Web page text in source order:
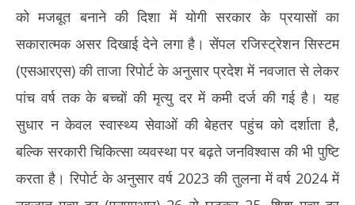
NOW VIEWING
योगी आदित्यनाथ सरकार के प्रयासों का दिखा असर : UP में सुधरी बच्चों की
सेहत, मृत्युदर में आई बड़ी कमी
May
पर
को मजबूत बनाने की दिशा में योगी सरकार के प्रयासों का
सकारात्मक असर दिखाई देने लगा है। सेंपल रजिस्ट्रेशन सिस्टम
(एसआरएस) की ताजा रिपोर्ट के अनुसार प्रदेश में नवजात से लेकर
पांच वर्ष तक के बच्चों की मृत्यु दर में कमी दर्ज की गई है। यह
सुधार न केवल स्वास्थ्य सेवाओं की बेहतर पहुंच को दर्शाता है,
बल्कि सरकारी चिकित्सा व्यवस्था पर बढ़ते जनविश्वास की भी पुष्टि
करता है। रिपोर्ट के अनुसार वर्ष 2023 की तुलना में वर्ष 2024 में